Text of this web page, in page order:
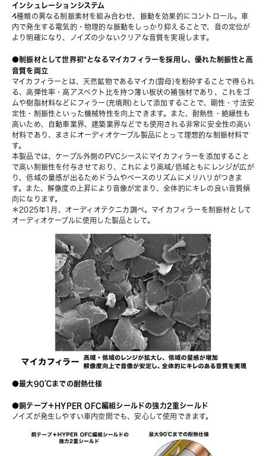
インシュレーションシステム
4種類の異なる制振素材を組み合わせ、振動を効果的にコントロール。車
内で発生する電気的・物理的な振動をしっかり抑えることで、音の定位が
より明確になり、ノイズの少ないクリアな音質を実現します。
●制振材として世界初*となるマイカフィラーを採用し、優れた制振性と高
音質を両立
マイカフィラーとは、天然鉱物であるマイカ(雲母)を粉砕することで得られ
る、高弾性率・高アスペクト比を持つ薄い板状の補強材であり、これをゴ
ムや樹脂材料などにフィラー(充填剤)として添加することで、剛性・寸法安
定性・制振性といった機械特性を向上できます。また、耐熱性・絶縁性も
高いため、自動車業界、建築業界などでも使用される非常に安全性の高い
材料であり、まさにオーディオケーブル製品にとって理想的な制振材料で
す。
本製品では、ケーブル外側のPVCシースにマイカフィラーを添加すること
で高い制振性を付与させており、これにより高域/低域ともにレンジが広が
り、低域の量感が出るためドラムやベースのリズムにメリハリがつきま
す。また、解像度の上昇により音像が定まり、全体的にキレの良い音質傾
向になります。
＊2025年1月、オーディオテクニカ調べ。マイカフィラーを制振材として
オーディオケーブルに使用した製品として。
●最大90℃までの耐熱仕様
●銅テープ＋HYPER OFC編組シールドの強力2重シールド
ノイズが発生しやすい車内空間でも、安心して使用できます。